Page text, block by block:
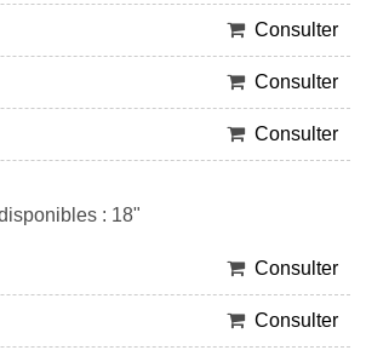
Consulter
Consulter
Consulter
: 18"
Consulter
Consulter